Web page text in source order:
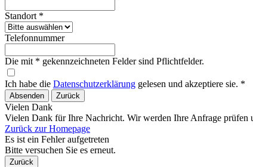
Standort *
Telefonnummer
Die mit * gekennzeichneten Felder sind Pflichtfelder.
Ich habe die Datenschutzerklärung gelesen und akzeptiere sie. *
Absenden Zurück
Vielen Dank
Vielen Dank für Ihre Nachricht. Wir werden Ihre Anfrage prüfen
Zurück zur Homepage
Es ist ein Fehler aufgetreten
Bitte versuchen Sie es erneut.
Zurück